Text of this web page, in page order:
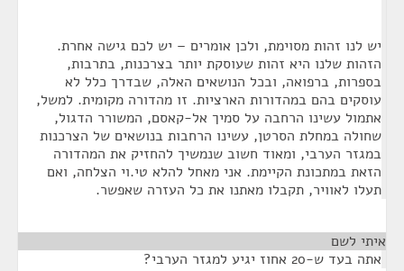
יש לנו זהות מסוימת, ולכן אומרים – יש לכם גישה אחרת.
הזהות שלנו היא זהות שעוסקת יותר בצרכנות, בתרבות,
בספרות, ברפואה, ובכל הנושאים האלה, שבדרך כלל לא
עוסקים בהם במהדורות הארציות. זו מהדורה מקומית. למשל,
אתמול עשינו הרחבה על סמיך אל-קאסם, המשורר הדגול,
שחולה במחלת הסרטן, עשינו הרחבות בנושאים של הצרכנות
במגזר הערבי, ומאוד חשוב שנמשיך להחזיק את המהדורה
הזאת במתכונת הקיימת. אני מאחל להלא טי.וי הצלחה, ואם
תעלו לאוויר, תקבלו מאתנו את כל העזרה שאפשר.
איתי לשם
אתה בעד ש-20 אחוז יגיע למגזר הערבי?